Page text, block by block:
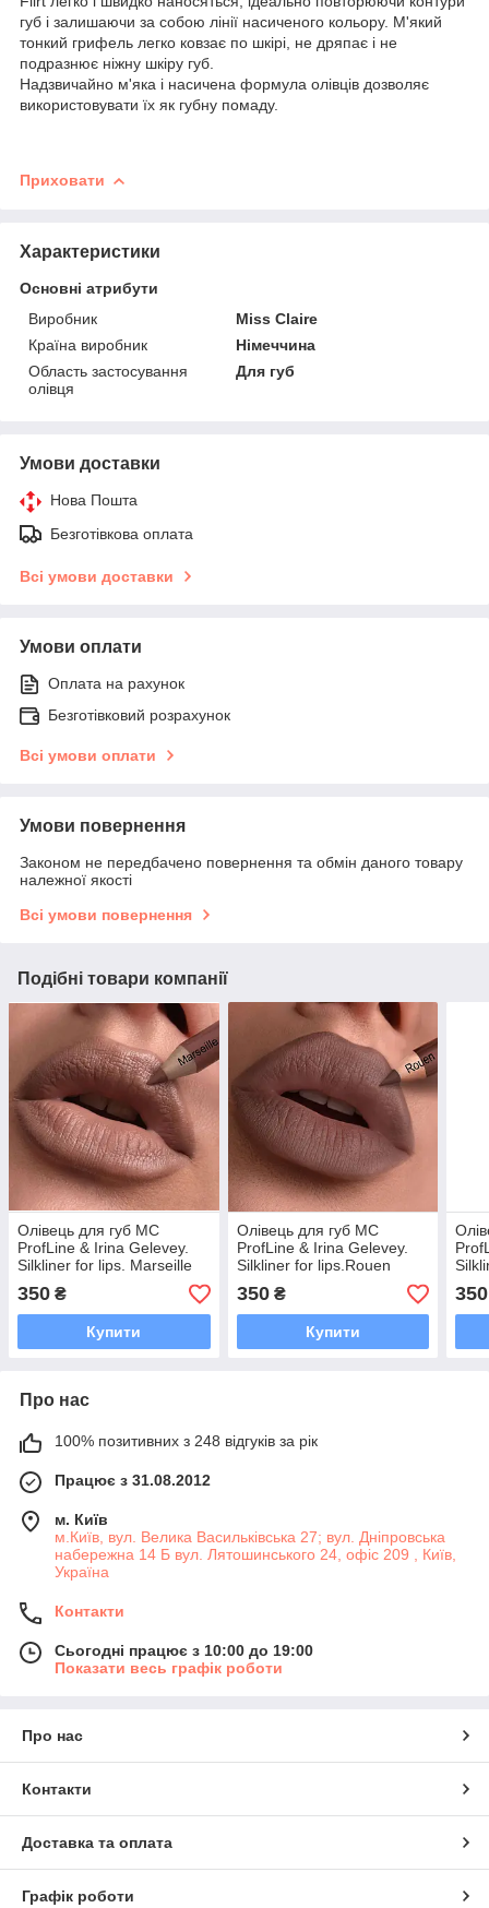
губ і залишаючи за собою лінії насиченого кольору. М'який
тонкий грифель легко ковзає по шкірі, не дряпає і не
подразнює ніжну шкіру губ.
Надзвичайно м'яка і насичена формула олівців дозволяє
використовувати їх як губну помаду.
Приховати
Характеристики
Основні атрибути
Виробник
Miss Claire
Країна виробник
Німеччина
Область застосування
олівця
Для губ
Умови доставки
Нова Пошта
Безготівкова оплата
Всі умови доставки
Умови оплати
Оплата на рахунок
Безготівковий розрахунок
Всі умови оплати
Умови повернення
Законом не передбачено повернення та обмін даного товару
належної якості
Всі умови повернення
Подібні товари компанії
Олівець для губ MC
ProfLine & Irina Gelevey.
Silkliner for lips. Marseille
350 ₴
Купити
Олівець для губ MC
ProfLine & Irina Gelevey.
Silkliner for lips.Rouen
350₴
Купити
350
Про нас
100% позитивних з 248 відгуків за рік
Працює з 31.08.2012
м. Київ
м.Київ, вул. Велика Васильківська 27; вул. Дніпровська
набережна 14 Б вул. Лятошинського 24, офіс 209 , Київ,
Україна
Контакти
Сьогодні працює з 10:00 до 19:00
Показати весь графік роботи
Про нас
Контакти
Доставка та оплата
Графік роботи